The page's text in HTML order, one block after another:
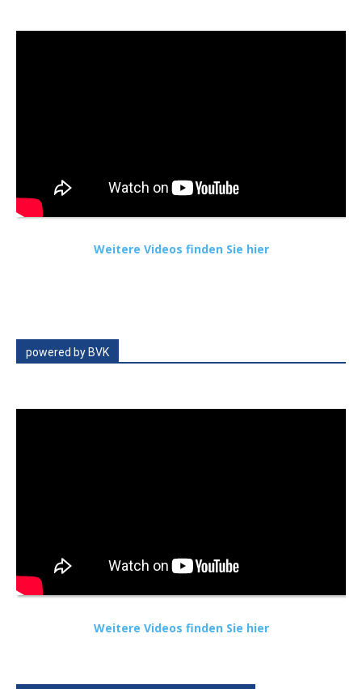
Weitere Videos finden Sie hier
powered by BVK
Weitere Videos finden Sie hier